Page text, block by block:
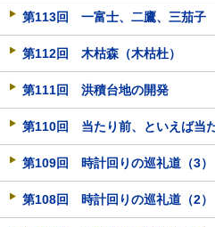
第113回 一富士、二鷹、三茄子
第112回 木枯森（木枯杜）
第111回 洪積台地の開発
第110回 当たり前、といえば当
第109回 時計回りの巡礼道（3）
第108回 時計回りの巡礼道（2）